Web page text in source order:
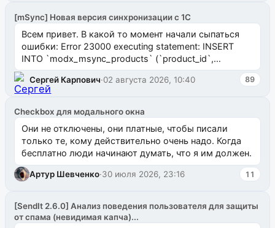
[mSync] Новая версия синхронизации с 1С
Всем привет. В какой то момент начали сыпаться
ошибки: Error 23000 executing statement: INSERT
INTO `modx_msync_products` (`product_id`,
`uuid_1c`) VALUES ...
Сергей Карпович·02 августа 2026, 10:40 89
Checkbox для модального окна
Они не отключены, они платные, чтобы писали
только те, кому действительно очень надо. Когда
бесплатно люди начинают думать, что я им должен.
Артур Шевченко·30 июля 2026, 23:16 11
[SendIt 2.6.0] Анализ поведения пользователя для защиты
от спама (невидимая капча)...